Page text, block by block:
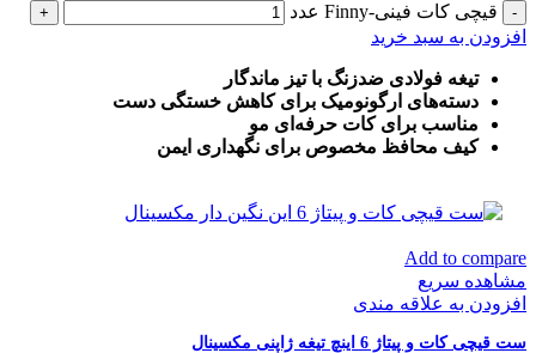
قیچی کات فینی-Finny عدد
افزودن به سبد خرید
تیغه فولادی ضدزنگ با تیز ماندگار
دسته‌های ارگونومیک برای کاهش خستگی دست
مناسب برای کات حرفه‌ای مو
کیف محافظ مخصوص برای نگهداری ایمن
Add to compare
مشاهده سریع
افزودن به علاقه مندی
ست قیچی کات و پیتاژ 6 اینچ تیغه ژاپنی مکسینال